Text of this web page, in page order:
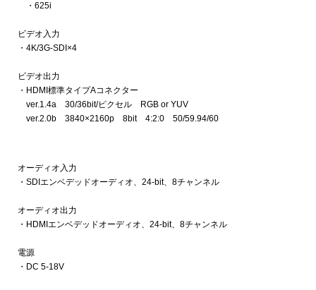
・625i
ビデオ入力
・4K/3G-SDI×4
ビデオ出力
・HDMI標準タイプAコネクター
ver.1.4a 30/36bit/ピクセル RGB or YUV
ver.2.0b 3840×2160p 8bit 4:2:0 50/59.94/60
オーディオ入力
・SDIエンベデッドオーディオ、24-bit、8チャンネル
オーディオ出力
・HDMIエンベデッドオーディオ、24-bit、8チャンネル
電源
・DC 5-18V